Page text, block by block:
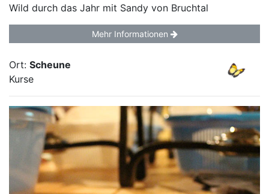
Wild durch das Jahr mit Sandy von Bruchtal
Mehr Informationen
Ort: Scheune
Kurse